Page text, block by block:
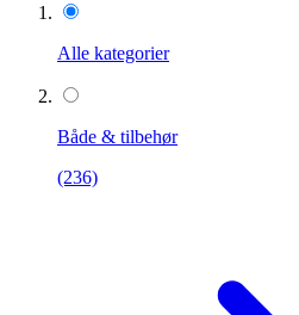
Alle kategorier
Både & tilbehør
(236)